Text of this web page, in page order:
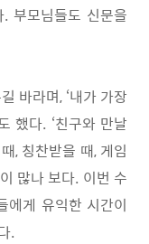
. 부모님들도 신문을
바라며, ‘내가 가장
했다. ‘친구와 만날
, 칭찬받을 때, 게임
많나 보다. 이번 수
에게 유익한 시간이
.